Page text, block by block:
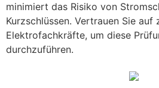
minimiert das Risiko von
Kurzschlüssen. Vertrauen Sie
Elektrofachkräfte, um diese
durchzuführen.